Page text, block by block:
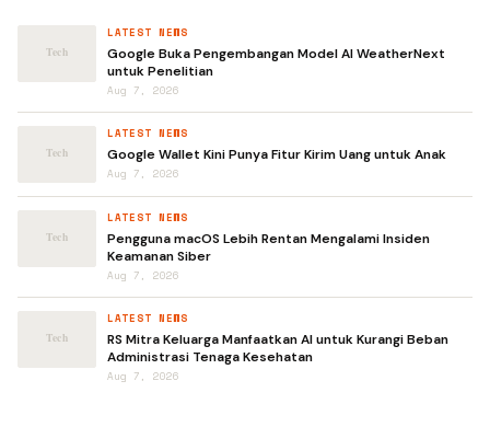
LATEST NEWS
Google Buka Pengembangan Model AI WeatherNext
untuk Penelitian
Aug 7, 2026
LATEST NEWS
Google Wallet Kini Punya Fitur Kirim Uang untuk Anak
Aug 7, 2026
LATEST NEWS
Pengguna macOS Lebih Rentan Mengalami Insiden
Keamanan Siber
Aug 7, 2026
LATEST NEWS
RS Mitra Keluarga Manfaatkan AI untuk Kurangi Beban
Administrasi Tenaga Kesehatan
Aug 7, 2026